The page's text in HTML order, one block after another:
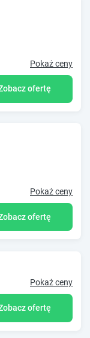
Pokaż ceny
ofertę
Pokaż ceny
ofertę
Pokaż ceny
ofertę